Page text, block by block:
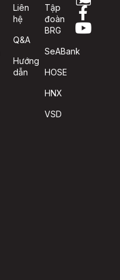
Liên
hệ
Q&A
Hướng
dẫn
Tập
đoàn
BRG
SeABank
HOSE
HNX
VSD